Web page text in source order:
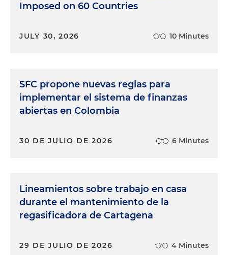
Imposed on 60 Countries
JULY 30, 2026 10 Minutes
SFC propone nuevas reglas para
implementar el sistema de finanzas
abiertas en Colombia
30 DE JULIO DE 2026 6 Minutes
Lineamientos sobre trabajo en casa
durante el mantenimiento de la
regasificadora de Cartagena
29 DE JULIO DE 2026 4 Minutes